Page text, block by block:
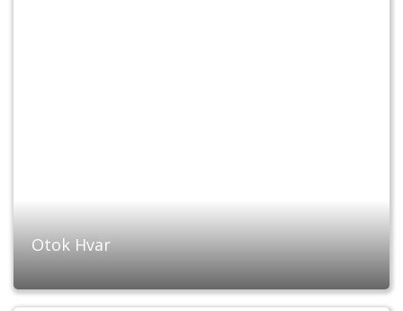
Otok Hvar